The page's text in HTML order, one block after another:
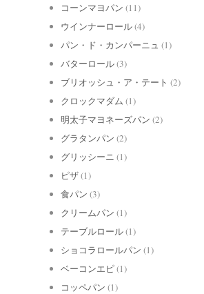
コーンマヨパン (11)
ウインナーロール(4)
パン・ド・カンパーニュ (1)
バターロール(3)
ブリオッシュ・ア・テート (2)
クロックマダム (1)
明太子マヨネーズパン (2)
グラタンパン (2)
グリッシーニ (1)
ピザ(1)
食パン (3)
クリームパン (1)
テーブルロール(1)
ショコラロールパン (1)
ベーコンエピ(1)
コッペパン (1)